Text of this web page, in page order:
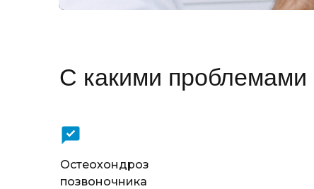
С какими проблемами
Остеохондроз
позвоночника